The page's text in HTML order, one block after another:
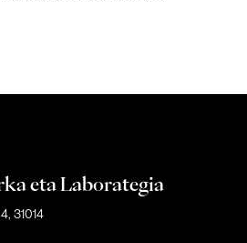
eta Laborategia
31014